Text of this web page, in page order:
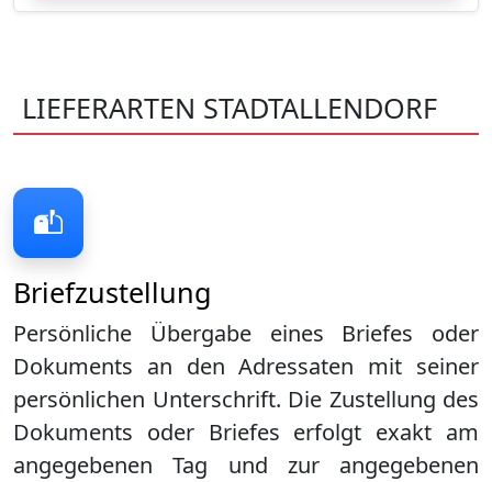
LIEFERARTEN STADTALLENDORF
Briefzustellung
Persönliche Übergabe eines Briefes oder
Dokuments an den Adressaten mit seiner
persönlichen Unterschrift. Die Zustellung des
Dokuments oder Briefes erfolgt exakt am
angegebenen Tag und zur angegebenen